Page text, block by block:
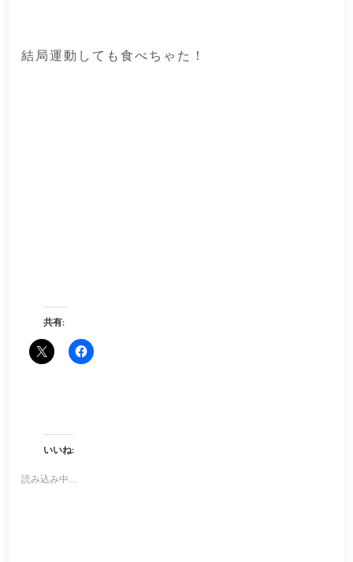
結局運動しても食べちゃた！
共有:
いいね:
読み込み中…